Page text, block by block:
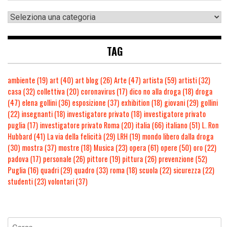
TAG
ambiente (19) art (40) art blog(26)Arte (47) artista (59) artisti(32)
casa (32) collettiva (20) coronavirus(17) dico no alla droga (18) droga
(47) elena gollini(36) esposizione (37) exhibition (18) giovani(29) gollini
(22) insegnanti(18) investigatore privato (18) investigatore privato
puglia (17) investigatore privato Roma (20) italia (66) italiano (51) L. Ron
Hubbard (41) La via della felicità (29) LRH (19) mondo libero dalla droga
(30) mostra (37) mostre (18) Musica (23) opera (61) opere (50) oro (22)
padova (17) personale (26) pittore (19) pittura (26) prevenzione (52)
Puglia (16) quadri(29) quadro (33) roma (18) scuola (22) sicurezza (22)
studenti(23)volontari(37)